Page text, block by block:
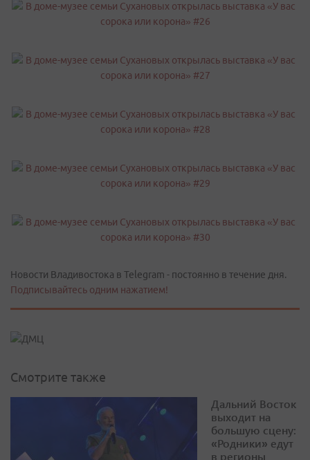
Новости Владивостока в Telegram - постоянно в течение дня.
Подписывайтесь одним нажатием!
Смотрите также
Дальний Восток
выходит на
большую сцену:
«Родники» едут
в регионы